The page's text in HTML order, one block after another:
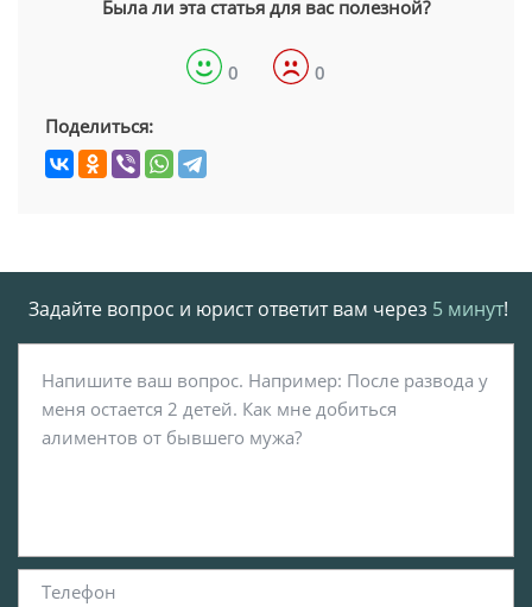
Была ли эта статья для вас полезной?
0 0
Поделиться:
Задайте вопрос и юрист ответит вам через 5 минут!